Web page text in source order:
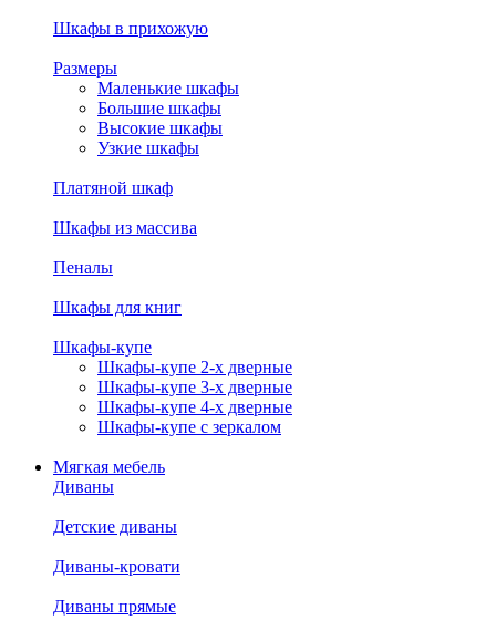
Шкафы в прихожую
Размеры
Маленькие шкафы
Большие шкафы
Высокие шкафы
Узкие шкафы
Платяной шкаф
Шкафы из массива
Пеналы
Шкафы для книг
Шкафы-купе
Шкафы-купе 2-х дверные
Шкафы-купе 3-х дверные
Шкафы-купе 4-х дверные
Шкафы-купе с зеркалом
Мягкая мебель
Диваны
Детские диваны
Диваны-кровати
Диваны прямые